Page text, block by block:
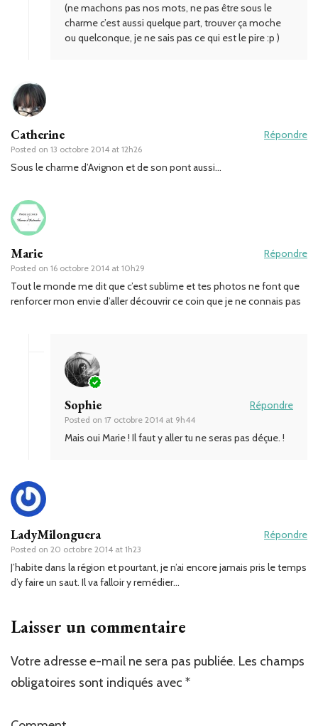
(ne machons pas nos mots, ne pas être sous le
charme c’est aussi quelque part, trouver ça moche
ou quelconque, je ne sais pas ce qui est le pire :p )
Catherine
Posted on 13 octobre 2014 at 12h26
Répondre
Sous le charme d’Avignon et de son pont aussi…
Marie
Posted on 16 octobre 2014 at 10h29
Répondre
Tout le monde me dit que c’est sublime et tes photos ne font que
renforcer mon envie d’aller découvrir ce coin que je ne connais pas
Sophie
Posted on 17 octobre 2014 at 9h44
Répondre
Mais oui Marie ! Il faut y aller tu ne seras pas déçue. !
LadyMilonguera
Posted on 20 octobre 2014 at 1h23
Répondre
J’habite dans la région et pourtant, je n’ai encore jamais pris le temps
d’y faire un saut. Il va falloir y remédier…
Laisser un commentaire
Votre adresse e-mail ne sera pas publiée. Les champs
obligatoires sont indiqués avec *